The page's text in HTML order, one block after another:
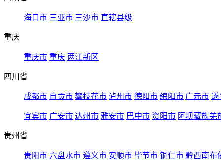
海口市 三亚市 三沙市 直辖县级
重庆
重庆市 重庆 两江新区
四川省
成都市 自贡市 攀枝花市 泸州市 德阳市 绵阳市 广元市 遂
宜宾市 广安市 达州市 雅安市 巴中市 资阳市 阿坝藏族羌
贵州省
贵阳市 六盘水市 遵义市 安顺市 毕节市 铜仁市 黔西南布